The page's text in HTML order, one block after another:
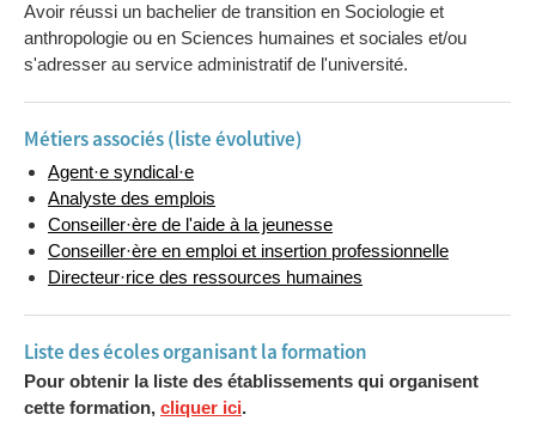
Avoir réussi un bachelier de transition en Sociologie et
anthropologie ou en Sciences humaines et sociales et/ou
s'adresser au service administratif de l'université.
Métiers associés (liste évolutive)
Agent·e syndical·e
Analyste des emplois
Conseiller·ère de l'aide à la jeunesse
Conseiller·ère en emploi et insertion professionnelle
Directeur·rice des ressources humaines
Liste des écoles organisant la formation
Pour obtenir la liste des établissements qui organisent
cette formation, cliquer ici.